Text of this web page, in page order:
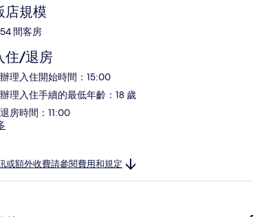
店規模
54 間客房
住/退房
辦理入住開始時間：15:00
辦理入住手續的最低年齡：18 歲
退房時間：11:00
或額外收費請參閱費用和規定